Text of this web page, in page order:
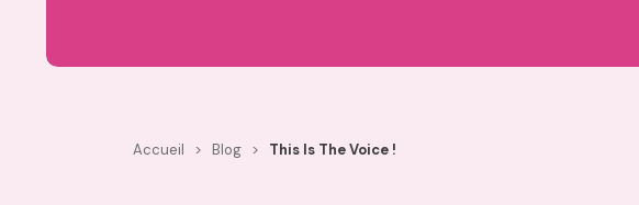
Accueil > Blog > This Is The Voice !